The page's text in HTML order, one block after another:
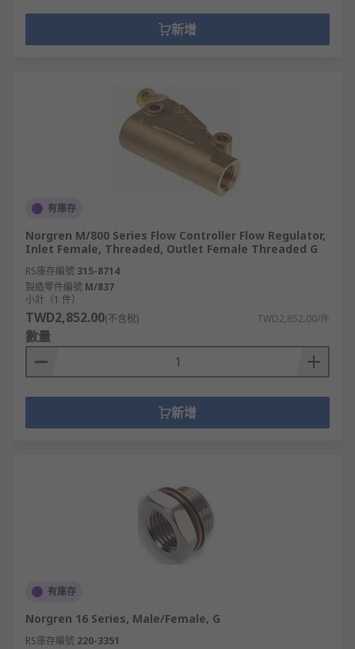
新增
有庫存
Norgren M/800 Series Flow Controller Flow Regulator,
Inlet Female, Threaded, Outlet Female Threaded G
RS庫存編號 315-8714
製造零件編號 M/837
小計（1 件）
TWD2,852.00(不含稅) TWD2,852.00/件
數量
新增
有庫存
Norgren 16 Series, Male/Female, G
RS庫存編號 220-3351